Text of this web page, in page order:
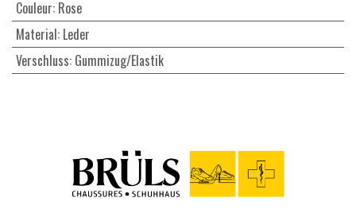
Couleur: Rose
Material: Leder
Verschluss: Gummizug/Elastik